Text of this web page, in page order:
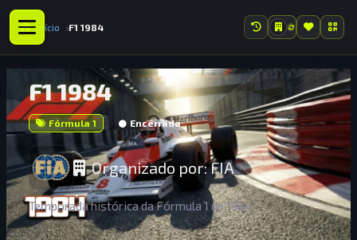
Início F1 1984
F1 1984
Fórmula 1 Encerrada
Organizado por:FIA
Temporada histórica da Fórmula 1 de 1984